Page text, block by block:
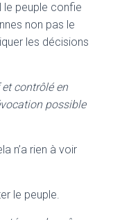
le peuple confie
non pas le
les décisions
contrôlé en
possible
n’a rien à voir
le peuple.